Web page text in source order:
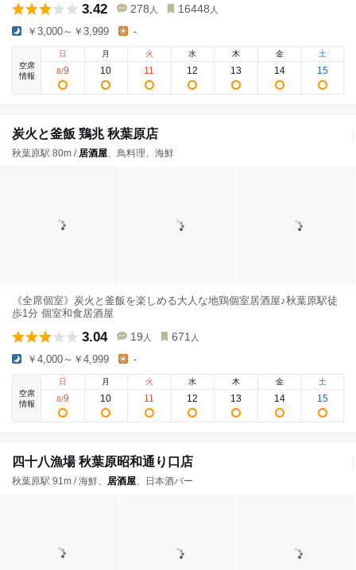
3.42 278 人 16448 人
￥3,000～￥3,999 -
空席
情報
日
8/9
月
10
火
11
水
12
木
13
金
14
土
15
炭火と釜飯 鶏兆 秋葉原店
秋葉原駅 80m / 居酒屋、鳥料理、海鮮
《全席個室》炭火と釜飯を楽しめる大人な地鶏個室居酒屋♪秋葉原駅徒
歩1分 個室和食居酒屋
3.04 19 人 671 人
￥4,000～￥4,999 -
空席
情報
日
8/9
月
10
火
11
水
12
木
13
金
14
土
15
四十八漁場 秋葉原昭和通り口店
秋葉原駅 91m / 海鮮、 居酒屋、日本酒バー